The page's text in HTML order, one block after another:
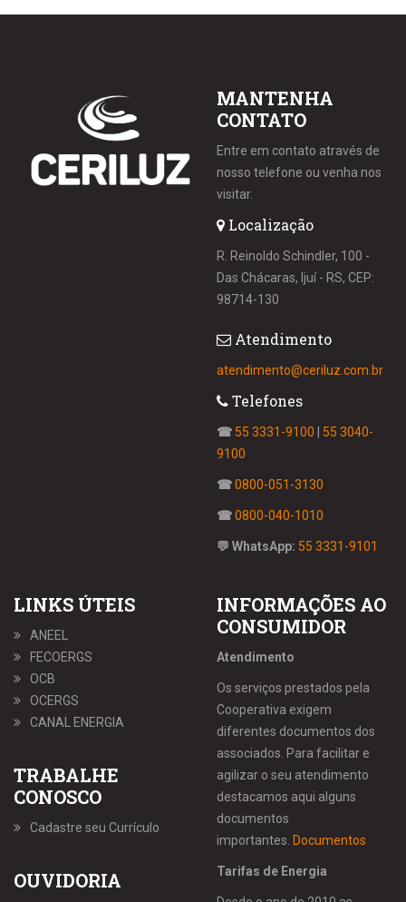
MANTENHA
CONTATO
Entre em contato através de
nosso telefone ou venha nos
visitar.
Localização
R. Reinoldo Schindler, 100 -
Das Chácaras, Ijuí - RS, CEP:
98714-130
Atendimento
atendimento@ceriluz.com.br
Telefones
☎ 55 3331-9100 | 55 3040-
9100
☎0800-051-3130
☎0800-040-1010
💬 WhatsApp: 55 3331-9101
LINKS ÚTEIS
ANEEL
FECOERGS
OCB
OCERGS
CANAL ENERGIA
TRABALHE
CONOSCO
Cadastre seu Currículo
OUVIDORIA
INFORMAÇÕES AO
CONSUMIDOR
Atendimento
Os serviços prestados pela
Cooperativa exigem
diferentes documentos dos
associados. Para facilitar e
agilizar o seu atendimento
destacamos aqui alguns
documentos
importantes. Documentos
Tarifas de Energia